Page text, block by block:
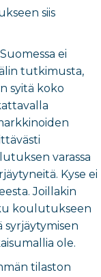
siis
ei
tutkimusta,
syitä koko
varassa
Kyse ei
Joillakin
koulutukseen
syrjäytymisen
ole.
tilaston